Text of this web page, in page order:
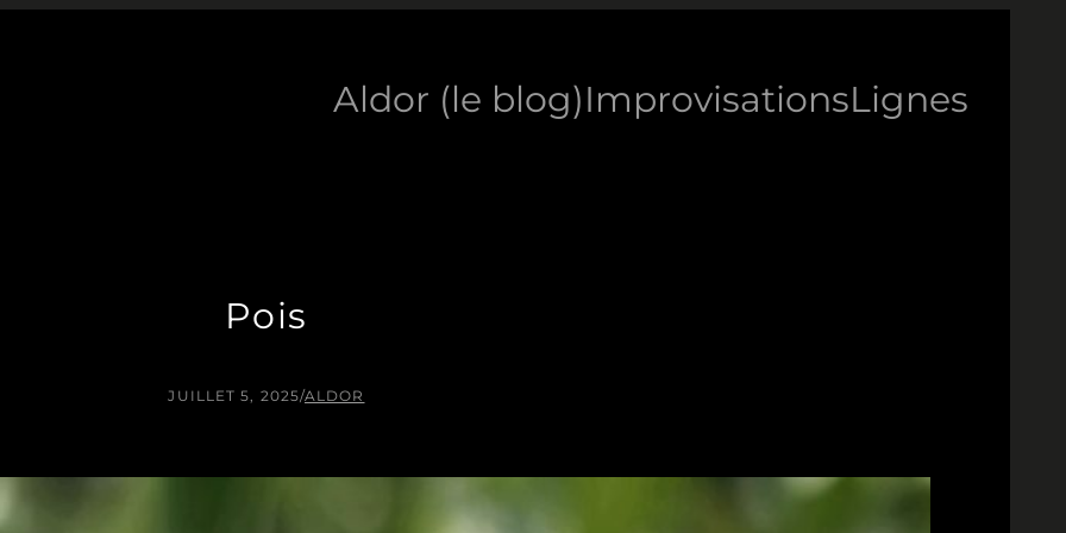
Aldor (le blog)ImprovisationsLignes
Pois
JUILLET 5, 2025/ALDOR